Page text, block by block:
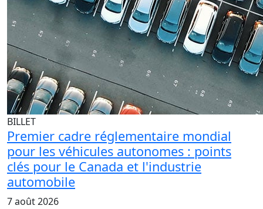
BILLET
Premier cadre réglementaire mondial
pour les véhicules autonomes : points
clés pour le Canada et l'industrie
automobile
7 août 2026